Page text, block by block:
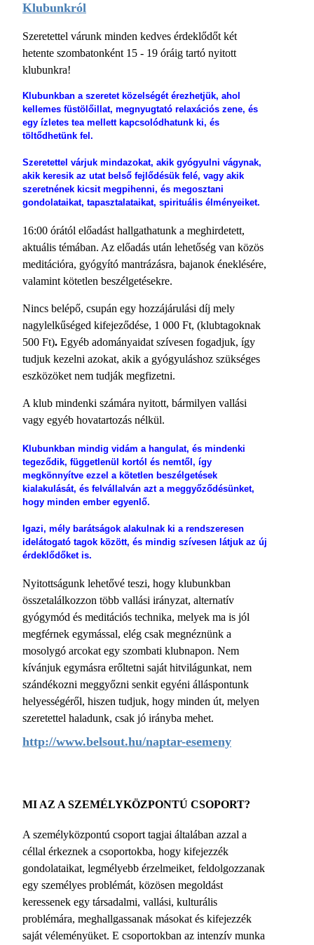
Klubunkról
Szeretettel várunk minden kedves érdeklődőt két
hetente szombatonként 15 - 19 óráig tartó nyitott
klubunkra!
Klubunkban a szeretet közelségét érezhetjük, ahol
kellemes füstölőillat, megnyugtató relaxációs zene, és
egy ízletes tea mellett kapcsolódhatunk ki, és
töltődhetünk fel.
Szeretettel várjuk mindazokat, akik gyógyulni vágynak,
akik keresik az utat belső fejlődésük felé, vagy akik
szeretnének kicsit megpihenni, és megosztani
gondolataikat, tapasztalataikat, spirituális élményeiket.
16:00 órától előadást hallgathatunk a meghirdetett,
aktuális témában. Az előadás után lehetőség van közös
meditációra, gyógyító mantrázásra, bajanok éneklésére,
valamint kötetlen beszélgetésekre.
Nincs belépő, csupán egy hozzájárulási díj mely
nagylelkűséged kifejeződése, 1 000 Ft, (klubtagoknak
500 Ft). Egyéb adományaidat szívesen fogadjuk, így
tudjuk kezelni azokat, akik a gyógyuláshoz szükséges
eszközöket nem tudják megfizetni.
A klub mindenki számára nyitott, bármilyen vallási
vagy egyéb hovatartozás nélkül.
Klubunkban mindig vidám a hangulat, és mindenki
tegeződik, függetlenül kortól és nemtől, így
megkönnyítve ezzel a kötetlen beszélgetések
kialakulását, és felvállalván azt a meggyőződésünket,
hogy minden ember egyenlő.
Igazi, mély barátságok alakulnak ki a rendszeresen
idelátogató tagok között, és mindig szívesen látjuk az új
érdeklődőket is.
Nyitottságunk lehetővé teszi, hogy klubunkban
összetalálkozzon több vallási irányzat, alternatív
gyógymód és meditációs technika, melyek ma is jól
megférnek egymással, elég csak megnéznünk a
mosolygó arcokat egy szombati klubnapon. Nem
kívánjuk egymásra erőltetni saját hitvilágunkat, nem
szándékozni meggyőzni senkit egyéni álláspontunk
helyességéről, hiszen tudjuk, hogy minden út, melyen
szeretettel haladunk, csak jó irányba mehet.
http://www.belsout.hu/naptar-esemeny
MI AZ A SZEMÉLYKÖZPONTÚ CSOPORT?
A személyközpontú csoport tagjai általában azzal a
céllal érkeznek a csoportokba, hogy kifejezzék
gondolataikat, legmélyebb érzelmeiket, feldolgozzanak
egy személyes problémát, közösen megoldást
keressenek egy társadalmi, vallási, kulturális
problémára, meghallgassanak másokat és kifejezzék
saját véleményüket. E csoportokban az intenzív munka